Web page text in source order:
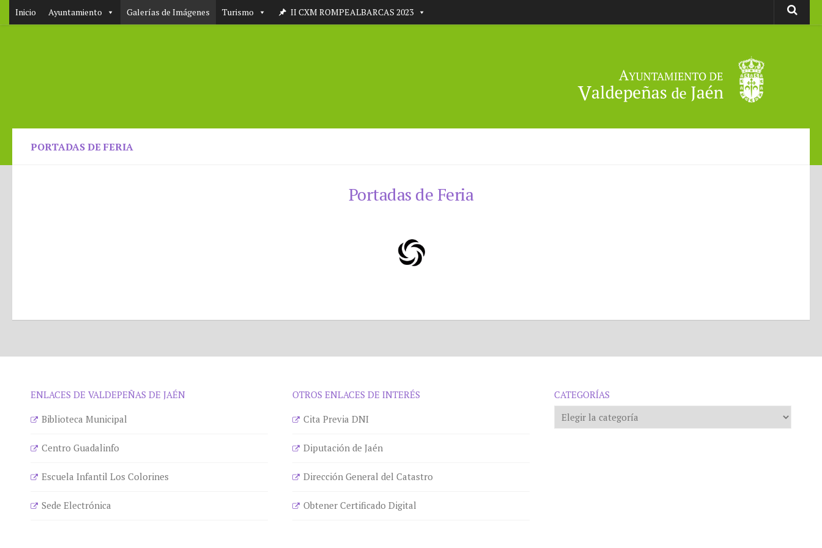
Inicio Ayuntamiento Galerías de Imágenes Turismo II CXM ROMPEALBARCAS 2023
PORTADAS DE FERIA
Portadas de Feria
ENLACES DE VALDEPEÑAS DE JAÉN
Biblioteca Municipal
Centro Guadalinfo
Escuela Infantil Los Colorines
Sede Electrónica
OTROS ENLACES DE INTERÉS
Cita Previa DNI
Diputación de Jaén
Dirección General del Catastro
Obtener Certificado Digital
CATEGORÍAS
Categorías